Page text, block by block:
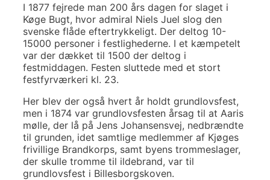
I 1877 fejrede man 200 års dagen for slaget i
Køge Bugt, hvor admiral Niels Juel slog den
svenske flåde eftertrykkeligt. Der deltog 10-
15000 personer i festlighederne. I et kæmpetelt
var der dækket til 1500 der deltog i
festmiddagen. Festen sluttede med et stort
festfyrværkeri kl. 23.
Her blev der også hvert år holdt grundlovsfest,
men i 1874 var grundlovsfesten årsag til at Aaris
mølle, der lå på Jens Johansensvej, nedbrændte
til grunden, idet samtlige medlemmer af Kjøges
frivillige Brandkorps, samt byens trommeslager,
der skulle tromme til ildebrand, var til
grundlovsfest i Billesborgskoven.